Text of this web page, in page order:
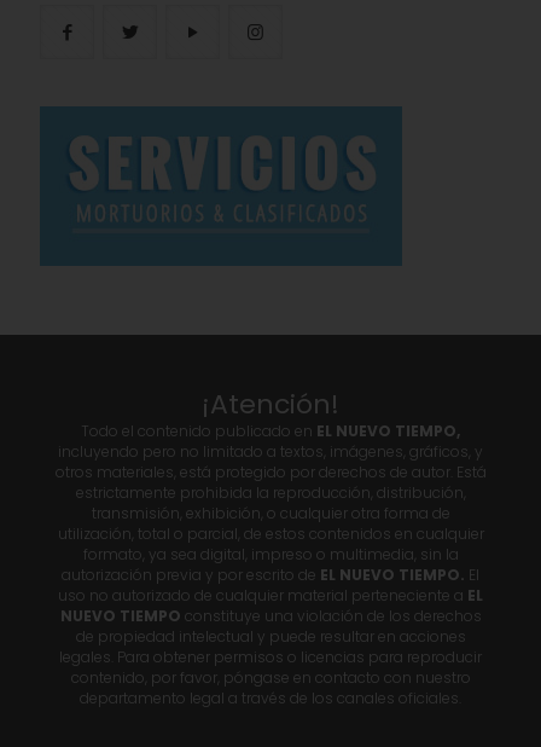
¡Atención!
Todo el contenido publicado en EL NUEVO TIEMPO,
incluyendo pero no limitado a textos, imágenes, gráficos, y
otros materiales, está protegido por derechos de autor. Está
estrictamente prohibida la reproducción, distribución,
transmisión, exhibición, o cualquier otra forma de
utilización, total o parcial, de estos contenidos en cualquier
formato, ya sea digital, impreso o multimedia, sin la
autorización previa y por escrito de EL NUEVO TIEMPO. El
uso no autorizado de cualquier material perteneciente a EL
NUEVO TIEMPO constituye una violación de los derechos
de propiedad intelectual y puede resultar en acciones
legales. Para obtener permisos o licencias para reproducir
contenido, por favor, póngase en contacto con nuestro
departamento legal a través de los canales oficiales.